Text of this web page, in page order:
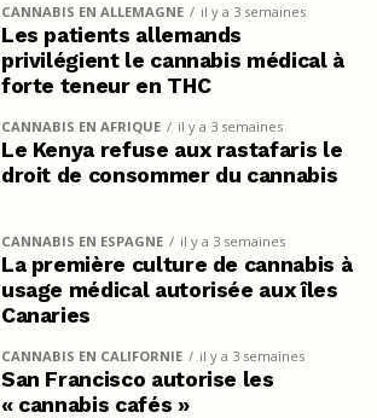
CANNABIS EN ALLEMAGNE il y a 3 semaines
Les patients allemands
privilégient le cannabis médical à
forte teneur en THC
CANNABIS EN AFRIQUE il y a 3 semaines
Le Kenya refuse aux rastafaris le
droit de consommer du cannabis
CANNABIS EN ESPAGNE il y a 3 semaines
La première culture de cannabis à
usage médical autorisée aux îles
Canaries
CANNABIS EN CALIFORNIE il y a 3 semaines
San Francisco autorise les
« cannabis cafés »